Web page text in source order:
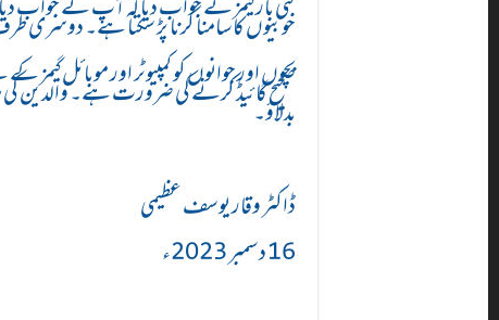
خوبیوں کا سامنا کرنا پڑ سکتا ہے۔ دوسری
بچوں اور جوانوں کو کمپیوٹر اور موبائل
صحیح گائیڈ کرنے کی ضرورت ہے۔ والدین کی
بدلاؤ۔
ڈاکٹر وقار یوسف عظیمی
16 دسمبر 2023ء